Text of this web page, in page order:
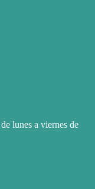
lunes a viernes de